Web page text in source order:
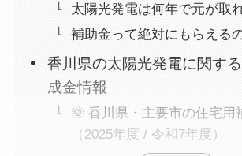
太陽光発電は何年で元が取
補助金って絶対にもらえる
香川県の太陽光発電に関す
成金情報
🌞 香川県・主要市の住宅用
（2025年度 / 令和7年度）